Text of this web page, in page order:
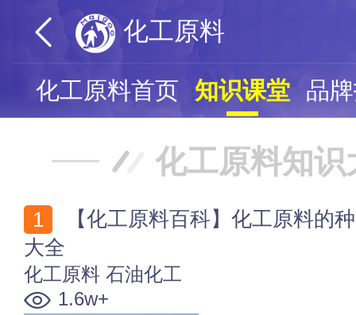
化工原料
化工原料首页 知识课堂 品
化工原料知识
大全
化工原料 石油化工
1.6w+